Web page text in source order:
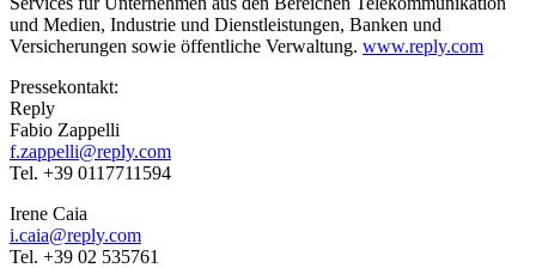
und Medien, Industrie und Dienstleistungen, Banken und
Versicherungen sowie öffentliche Verwaltung. www.reply.com
Pressekontakt:
Reply
Fabio Zappelli
f.zappelli@reply.com
Tel. +39 0117711594
Irene Caia
i.caia@reply.com
Tel. +39 02 535761